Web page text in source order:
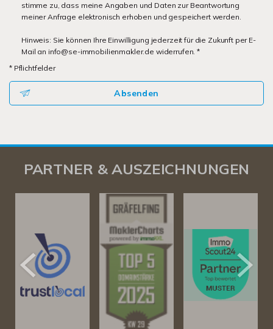
stimme zu, dass meine Angaben und Daten zur Beantwortung
meiner Anfrage elektronisch erhoben und gespeichert werden.
Hinweis: Sie können Ihre Einwilligung jederzeit für die Zukunft per E-
Mail an info@se-immobilienmakler.de widerrufen. *
* Pflichtfelder
Absenden
PARTNER & AUSZEICHNUNGEN